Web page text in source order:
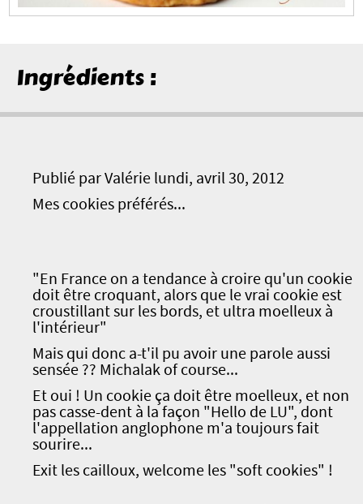
Ingrédients :
Publié par Valérie lundi, avril 30, 2012
Mes cookies préférés...
"En France on a tendance à croire qu'un cookie
doit être croquant, alors que le vrai cookie est
croustillant sur les bords, et ultra moelleux à
l'intérieur"
Mais qui donc a-t'il pu avoir une parole aussi
sensée ?? Michalak of course...
Et oui ! Un cookie ça doit être moelleux, et non
pas casse-dent à la façon "Hello de LU", dont
l'appellation anglophone m'a toujours fait
sourire...
Exit les cailloux, welcome les "soft cookies" !